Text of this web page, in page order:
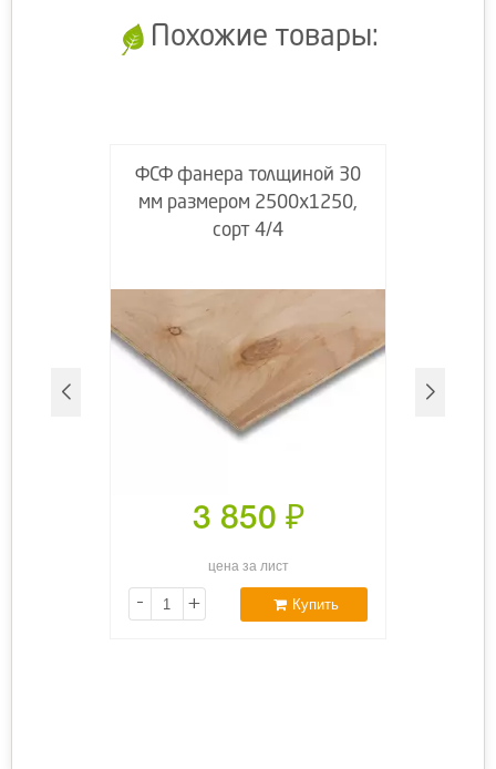
Похожие товары:
ФСФ фанера толщиной 30
мм размером 2500х1250,
сорт 4/4
3 850 ₽
цена за лист
- + Купить